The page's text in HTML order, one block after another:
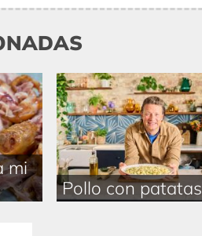
mi
Pollo con patatas